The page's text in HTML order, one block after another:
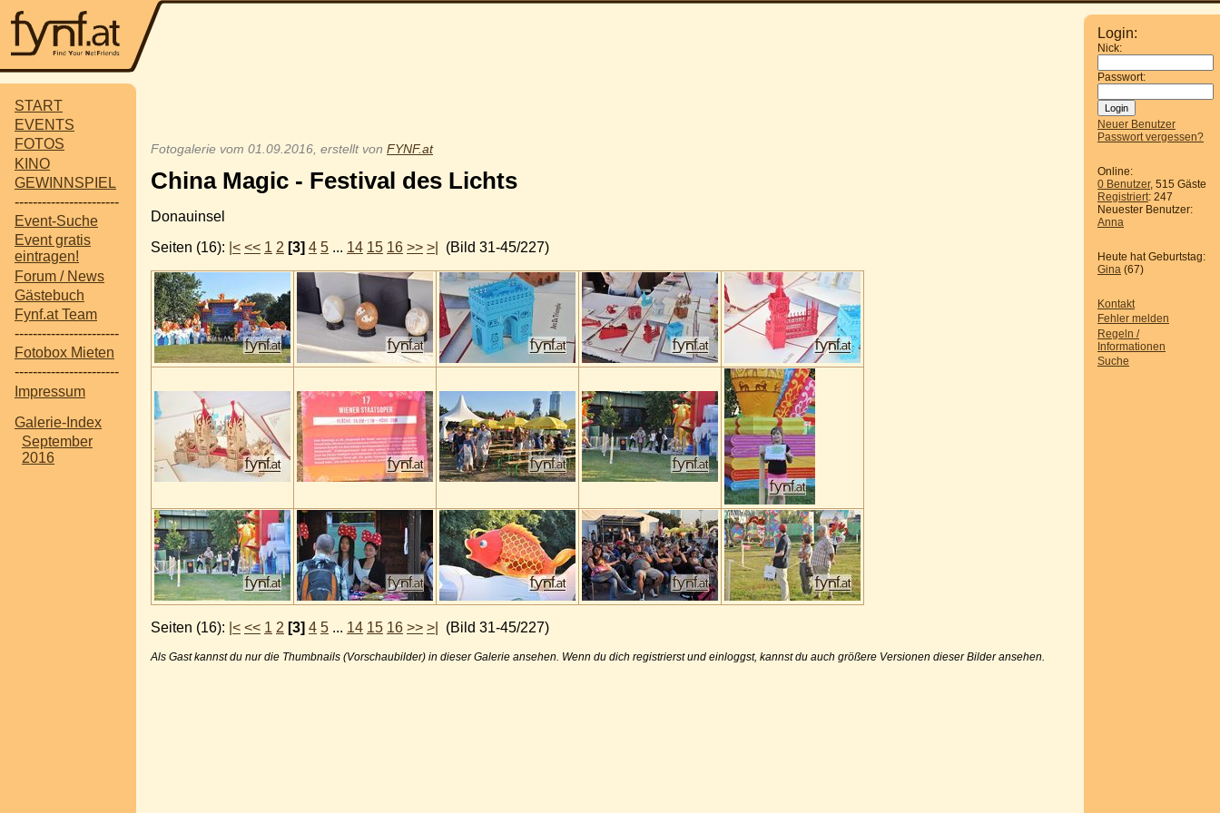
START
EVENTS
FOTOS
KINO
GEWINNSPIEL
-----------------------
Event-Suche
Event gratis
eintragen!
Forum / News
Gästebuch
Fynf.at Team
-----------------------
Fotobox Mieten
-----------------------
Impressum
Galerie-Index
September
2016
Login:
Nick:
Passwort:
Neuer Benutzer
Passwort vergessen?
Online:
0 Benutzer, 515 Gäste
Registriert: 247
Neuester Benutzer:
Anna
Heute hat Geburtstag:
Gina (67)
Kontakt
Fehler melden
Regeln /
Informationen
Suche
Fotogalerie vom 01.09.2016, erstellt von FYNF.at
China Magic - Festival des Lichts
Donauinsel
Seiten (16): |< << 1 2 [3] 4 5 ... 14 15 16 >> >| (Bild 31-45/227)
Seiten (16): |< << 1 2 [3] 4 5 ... 14 15 16 >> >| (Bild 31-45/227)
Als Gast kannst du nur die Thumbnails (Vorschaubilder) in dieser Galerie ansehen. Wenn du dich registrierst und einloggst, kannst du auch größere Versionen dieser Bilder ansehen.